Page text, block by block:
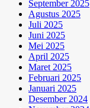
September 2025
Agustus 2025
Juli 2025
Juni 2025
Mei 2025
April 2025
Maret 2025
Februari 2025
Januari 2025
Desember 2024